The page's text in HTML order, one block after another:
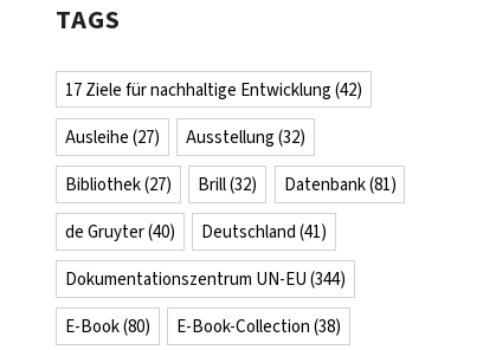
TAGS
17 Ziele für nachhaltige Entwicklung (42)
Ausleihe (27) Ausstellung (32)
Bibliothek(27) Brill(32) Datenbank(81)
de Gruyter(40) Deutschland (41)
Dokumentationszentrum UN-EU (344)
E-Book(80) E-Book-Collection (38)